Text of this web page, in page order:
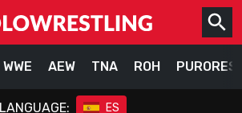
WWE AEW TNA ROH
LANGUAGE: ES